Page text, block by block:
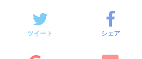
ツイート シェア